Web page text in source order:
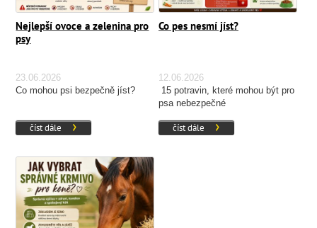
Nejlepší ovoce a zelenina pro
psy
23.06.2026
Co mohou psi bezpečně jíst?
číst dále
Co pes nesmí jíst?
12.06.2026
15 potravin, které mohou být pro
psa nebezpečné
číst dále